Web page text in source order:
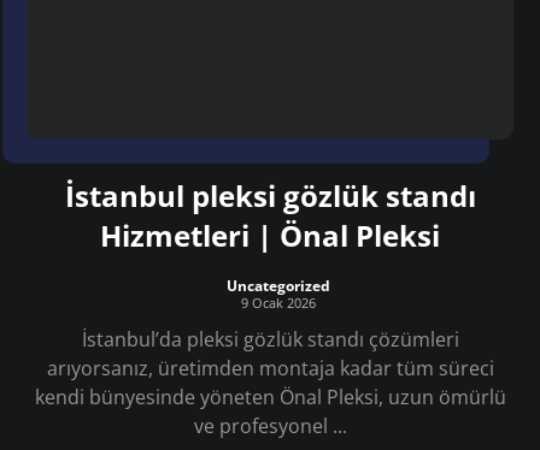
İstanbul pleksi gözlük standı
Hizmetleri | Önal Pleksi
Uncategorized
9 Ocak 2026
İstanbul’da pleksi gözlük standı çözümleri
arıyorsanız, üretimden montaja kadar tüm süreci
kendi bünyesinde yöneten Önal Pleksi, uzun ömürlü
ve profesyonel ...